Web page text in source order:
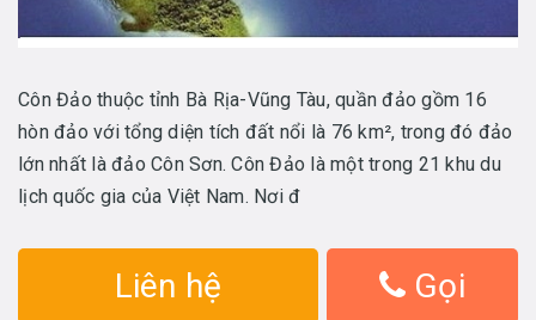
Côn Đảo thuộc tỉnh Bà Rịa-Vũng Tàu, quần đảo gồm 16
hòn đảo với tổng diện tích đất nổi là 76 km², trong đó đảo
lớn nhất là đảo Côn Sơn. Côn Đảo là một trong 21 khu du
lịch quốc gia của Việt Nam. Nơi đ
Liên hệ Gọi